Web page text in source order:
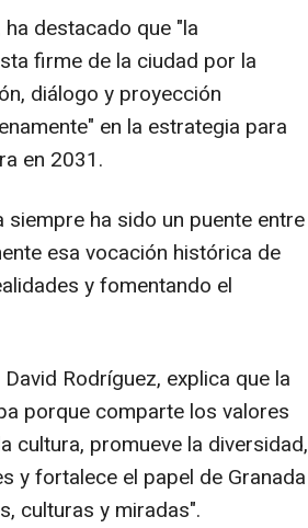
destacado que "la
firme de la ciudad por la
diálogo y proyección
en la estrategia para
en 2031.
siempre ha sido un puente entre
esa vocación histórica de
y fomentando el
Rodríguez, explica que la
porque comparte los valores
cultura, promueve la diversidad,
y fortalece el papel de Granada
culturas y miradas".